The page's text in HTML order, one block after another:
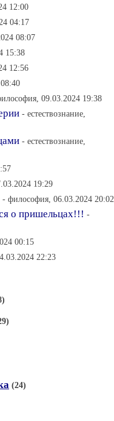
12:00
04:17
08:07
15:38
12:56
09.03.2024 19:38
- естествознание,
- естествознание,
19:29
- философия, 06.03.2024 20:02
о пришельцах!!! -
00:15
22:23
(24)